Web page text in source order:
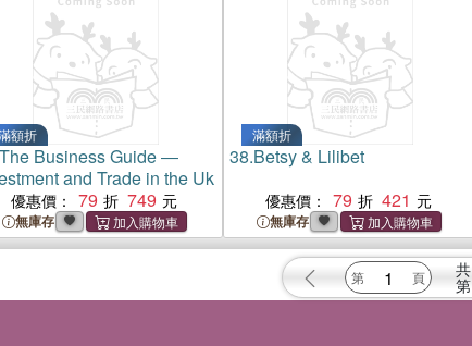
額折
The Business Guide ―
and Trade in the Uk
優惠價： 79 749
無庫存
滿額折
38.Betsy & Lilibet
優惠價： 79 421
無庫存
共
第